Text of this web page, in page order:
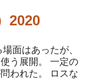
2020
面はあったが、
う展開。 一定の
われた。 ロスな